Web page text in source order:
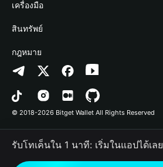
ข่าวสารด้านคริปโต
ศูนย์ช่วยเหลือ
ติดต่อเรา
ทรัพยากรข้อมูลของแบรนด์
อาชีพ
Payfi Crypto
Crypto Swap API
Altcoin Season Index
Prediction Markets
DApp
RWA
เชื่อมต่อ Wallet
Bitget Wallet Pay
ลิสต์โปรเจกต์
Protection Fund
เทคโนโลยีความปลอดภัย
เครื่องมือ
ซื้อคริปโต
การตรวจจับการอนุญาต
การตรวจจับสัญญา
การโอนเป็นชุด
สินทรัพย์
Arbitrum
Avalanche
Bitcoin
Polygon
กฎหมาย
นโยบายความเป็นส่วนตัว
ข้อตกลงในการใช้บริการ
© 2018-2026 Bitget Wallet All Rights Reserved
รับโทเค็นใน 1 นาที: เริ่มในแอปได้เลย